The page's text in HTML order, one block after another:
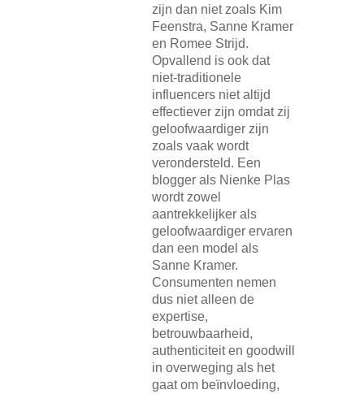
zijn dan niet zoals Kim
Feenstra, Sanne Kramer
en Romee Strijd.
Opvallend is ook dat
niet-traditionele
influencers niet altijd
effectiever zijn omdat zij
geloofwaardiger zijn
zoals vaak wordt
verondersteld. Een
blogger als Nienke Plas
wordt zowel
aantrekkelijker als
geloofwaardiger ervaren
dan een model als
Sanne Kramer.
Consumenten nemen
dus niet alleen de
expertise,
betrouwbaarheid,
authenticiteit en goodwill
in overweging als het
gaat om beïnvloeding,